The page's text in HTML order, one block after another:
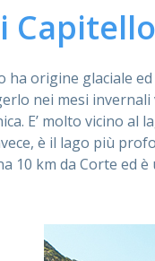
ha origine glaciale
nei mesi invernali
E’ molto vicino al
è il lago più
10 km da Corte ed